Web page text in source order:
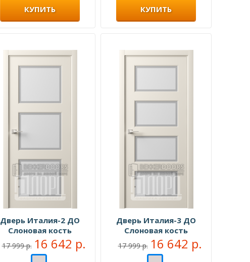
КУПИТЬ КУПИТЬ
Дверь Италия-2 ДО
Слоновая кость
17 999 р. 16 642 р.
Дверь Италия-3 ДО
Слоновая кость
17 999 р. 16 642 р.